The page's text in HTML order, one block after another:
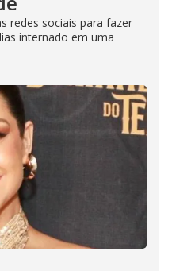
redes sociais para fazer
internado em uma